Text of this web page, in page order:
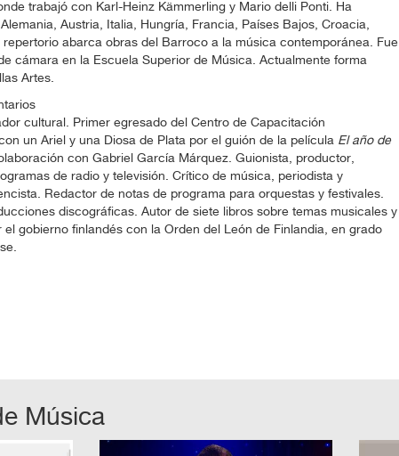
trabajó con Karl-Heinz Kämmerling y Mario delli Ponti. Ha
Austria, Italia, Hungría, Francia, Países Bajos, Croacia,
abarca obras del Barroco a la música contemporánea. Fue
cámara en la Escuela Superior de Música. Actualmente forma
Artes.
cultural. Primer egresado del Centro de Capacitación
un Ariel y una Diosa de Plata por el guión de la película El año de
con Gabriel García Márquez. Guionista, productor,
de radio y televisión. Crítico de música, periodista y
Redactor de notas de programa para orquestas y festivales.
discográficas. Autor de siete libros sobre temas musicales y
gobierno finlandés con la Orden del León de Finlandia, en grado
Música